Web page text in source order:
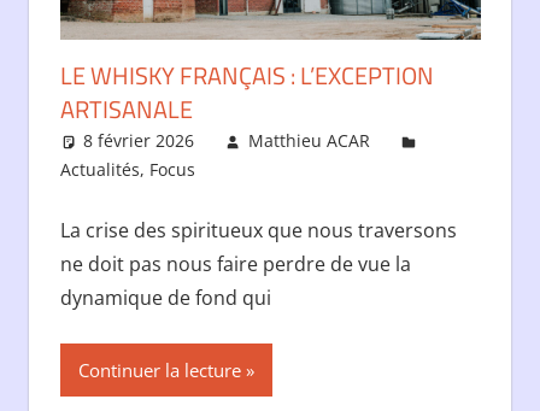
LE WHISKY FRANÇAIS : L’EXCEPTION
ARTISANALE
8 février 2026
Matthieu ACAR
Actualités, Focus
La crise des spiritueux que nous traversons
ne doit pas nous faire perdre de vue la
dynamique de fond qui
Continuer la lecture